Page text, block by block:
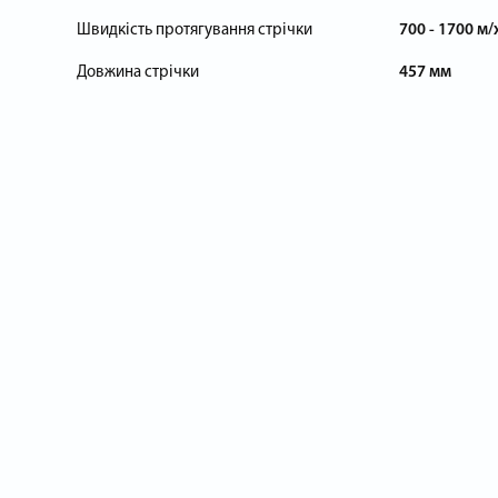
Швидкість протягування стрічки 700 - 1700 м/
Довжина стрічки 457 мм